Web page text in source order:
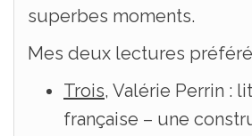
superbes moments.
Mes deux lectures
Trois, Valérie Perrin :
française – une